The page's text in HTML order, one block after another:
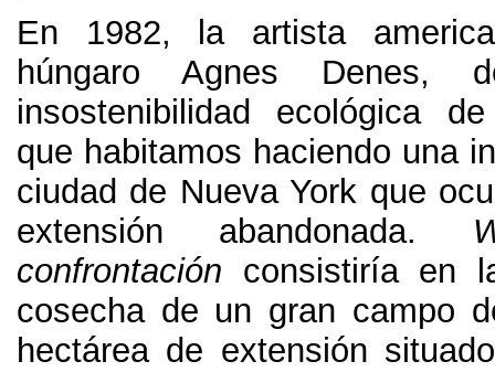
En 1982,
la artista
húngaro Agnes Denes,
insostenibilidad ecológica
que habitamos haciendo una
ciudad de Nueva York que
extensión abandonada.
confrontación consistiría en
cosecha de un gran campo
hectárea de extensión